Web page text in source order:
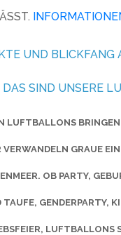
UND BLICKFANG
DAS SIND UNSERE
LUFTBALLONS BRINGEN
VERWANDELN GRAUE
OB PARTY,
TAUFE, GENDERPARTY,
LUFTBALLONS